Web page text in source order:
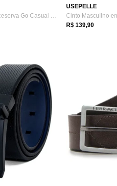
Cinto Masculino Reserva Go Casual Parma ...
USEPELLE
R$ 139,90